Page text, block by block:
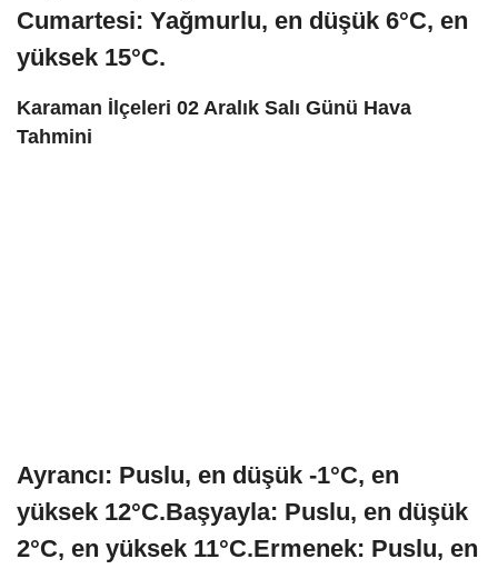
Cumartesi: Yağmurlu, en düşük 6°C, en
yüksek 15°C.
Karaman İlçeleri 02 Aralık Salı Günü Hava
Tahmini
Ayrancı: Puslu, en düşük -1°C, en
yüksek 12°C.Başyayla: Puslu, en düşük
2°C, en yüksek 11°C.Ermenek: Puslu, en